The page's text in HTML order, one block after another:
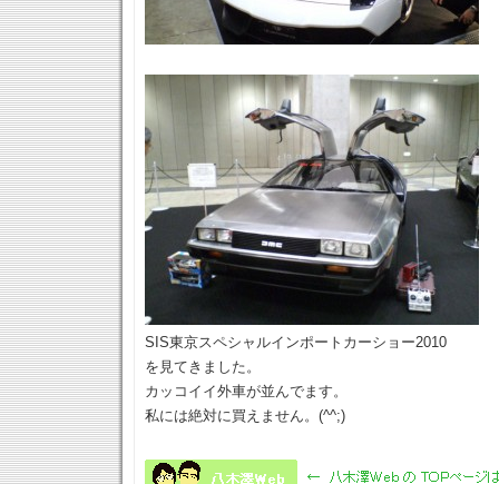
SIS東京スペシャルインポートカーショー2010
を見てきました。
カッコイイ外車が並んでます。
私には絶対に買えません。(^^;)